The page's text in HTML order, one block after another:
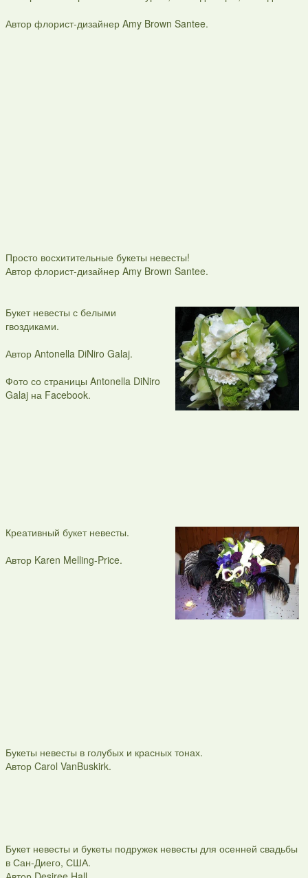
Автор флорист-дизайнер Amy Brown Santee.
Просто восхитительные букеты невесты!
Автор флорист-дизайнер Amy Brown Santee.
Букет невесты с белыми
гвоздиками.
Автор Antonella DiNiro Galaj.
Фото со страницы Antonella DiNiro
Galaj на Facebook.
Креативный букет невесты.
Автор Karen Melling-Price.
Букеты невесты в голубых и красных тонах.
Автор Carol VanBuskirk.
Букет невесты и букеты подружек невесты для осенней свадьбы
в Сан-Диего, США.